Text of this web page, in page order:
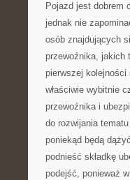
Pojazd jest dobrem
jednak nie
osób znajdujących
przewoźnika, jakich
pierwszej kolejności
właściwie wybitnie
przewoźnika i
do rozwijania
poniekąd będą
podnieść składkę
podejść, ponieważ